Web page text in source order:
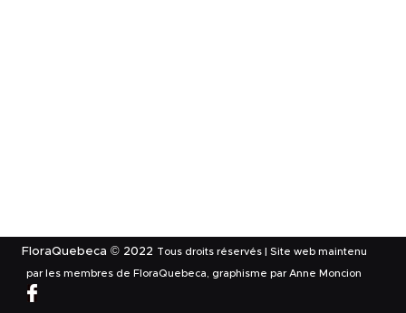
FloraQuebeca © 2022 Tous droits réservés | Site web maintenu
par les membres de FloraQuebeca, graphisme par Anne Moncion